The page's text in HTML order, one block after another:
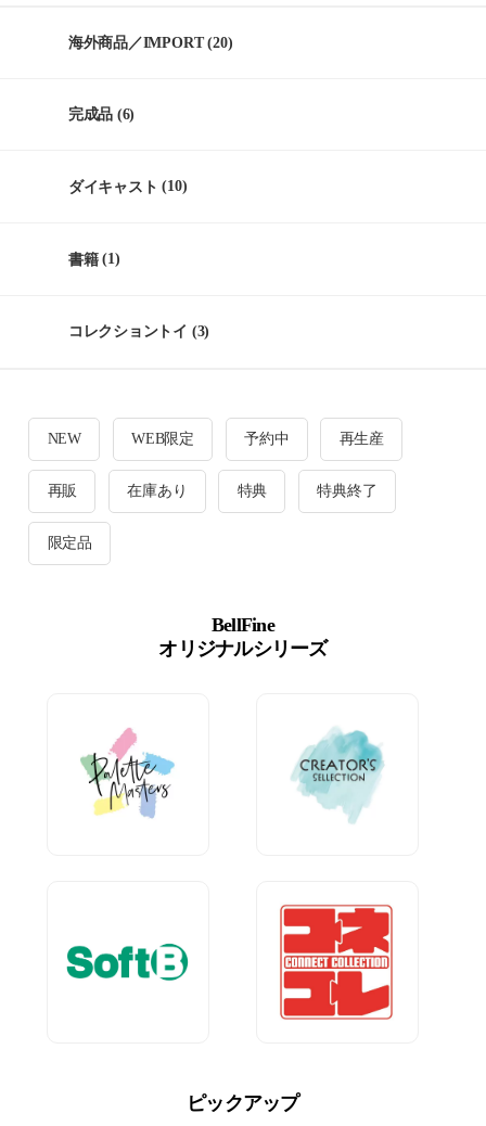
海外商品／IMPORT(20)
完成品 (6)
ダイキャスト (10)
書籍(1)
コレクショントイ (3)
NEW WEB限定 予約中 再生産
再販 在庫あり 特典 特典終了
限定品
BellFine
オリジナルシリーズ
ピックアップ